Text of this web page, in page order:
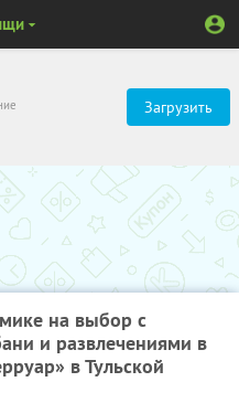
Загрузить
на выбор с
и развлечениями в
в Тульской